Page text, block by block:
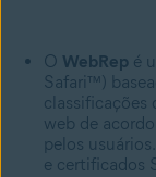
O WebRep é
Safari™)
classificações
web de
pelos
e certificados